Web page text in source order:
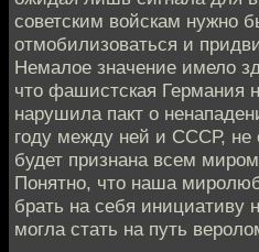
советским войскам нужно
отмобилизоваться и
Немалое значение имело
что фашистская Германия
нарушила пакт о
году между ней и СССР, не
будет признана всем
Понятно, что наша
брать на себя инициативу
могла стать на путь